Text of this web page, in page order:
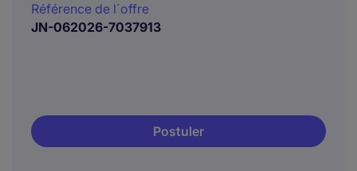
Référence de l´offre
JN-062026-7037913
Postuler